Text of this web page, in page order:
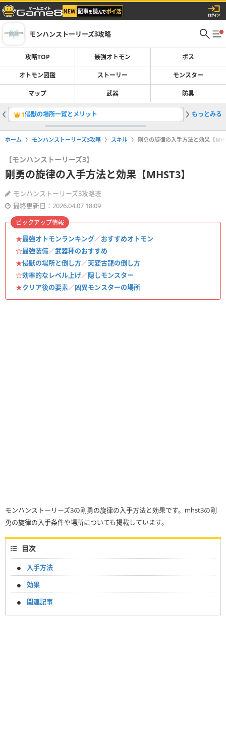
モンハンストーリーズ3攻略
攻略TOP 最強オトモン ボス
オトモン図鑑 ストーリー モンスター
マップ 武器 防具
1侵獣の場所一覧とメリット 2ネロミ
もっとみる
ホーム モンハンストーリーズ3攻略 スキル 剛勇の旋律の入手方法と効果【
【モンハンストーリーズ3】
剛勇の旋律の入手方法と効果【MHST3】
モンハンストーリーズ3攻略班
最終更新日：2026.04.07 18:09
★最強オトモンランキング／おすすめオトモン
☆最強装備／武器種のおすすめ
★侵獣の場所と倒し方／天変古龍の倒し方
☆効率的なレベル上げ／隠しモンスター
★クリア後の要素／凶異モンスターの場所
ピックアップ情報
モンハンストーリーズ3の剛勇の旋律の入手方法と効果です。mhst3の剛
勇の旋律の入手条件や場所についても掲載しています。
目次
入手方法
効果
関連記事